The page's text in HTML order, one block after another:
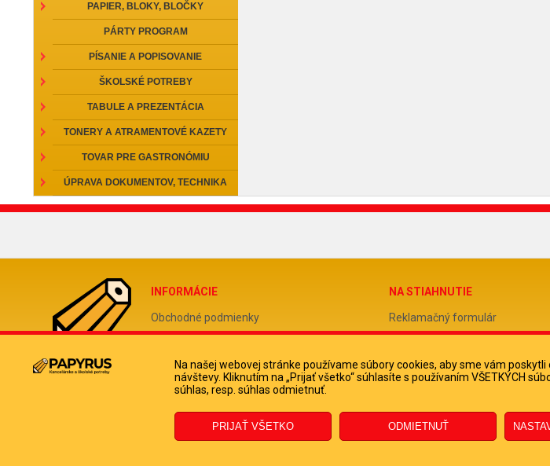
PAPIER, BLOKY, BLOČKY
PÁRTY PROGRAM
PÍSANIE A POPISOVANIE
ŠKOLSKÉ POTREBY
TABULE A PREZENTÁCIA
TONERY A ATRAMENTOVÉ KAZETY
TOVAR PRE GASTRONÓMIU
ÚPRAVA DOKUMENTOV, TECHNIKA
INFORMÁCIE
Obchodné podmienky
Odstúpiť od zmluvy tu
Doprava a platba kuriérom
Ochrana osobných údajov
Informácie o súboroch cookies
NA STIAHNUTIE
Reklamačný formulár
Poučenie o odstúpení od zmluvy
Na našej webovej stránke používame súbory cookies, aby sme vám
návštevy. Kliknutím na „Prijať všetko“ súhlasíte s používaním VŠETKÝCH
súhlas, resp. súhlas odmietnuť.